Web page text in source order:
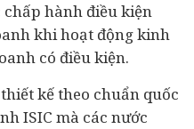
hành điều kiện
khi hoạt động kinh
có điều kiện.
kế theo chuẩn quốc
ISIC mà các nước